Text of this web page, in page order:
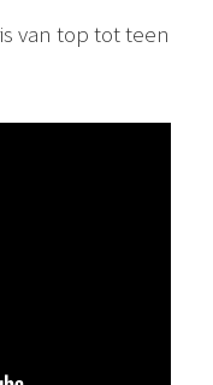
van top tot teen